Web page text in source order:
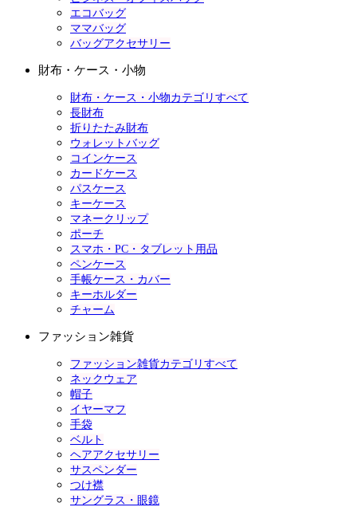
エコバッグ
ママバッグ
バッグアクセサリー
財布・ケース・小物
財布・ケース・小物カテゴリすべて
長財布
折りたたみ財布
ウォレットバッグ
コインケース
カードケース
パスケース
キーケース
マネークリップ
ポーチ
スマホ・PC・タブレット用品
ペンケース
手帳ケース・カバー
キーホルダー
チャーム
ファッション雑貨
ファッション雑貨カテゴリすべて
ネックウェア
帽子
イヤーマフ
手袋
ベルト
ヘアアクセサリー
サスペンダー
つけ襟
サングラス・眼鏡